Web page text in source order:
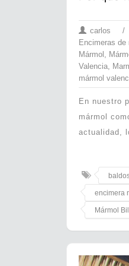
carlos /
Encimeras de
Mármol
Valencia
mármol
En nuestro
mármol
actualidad,
encimera
Mármol